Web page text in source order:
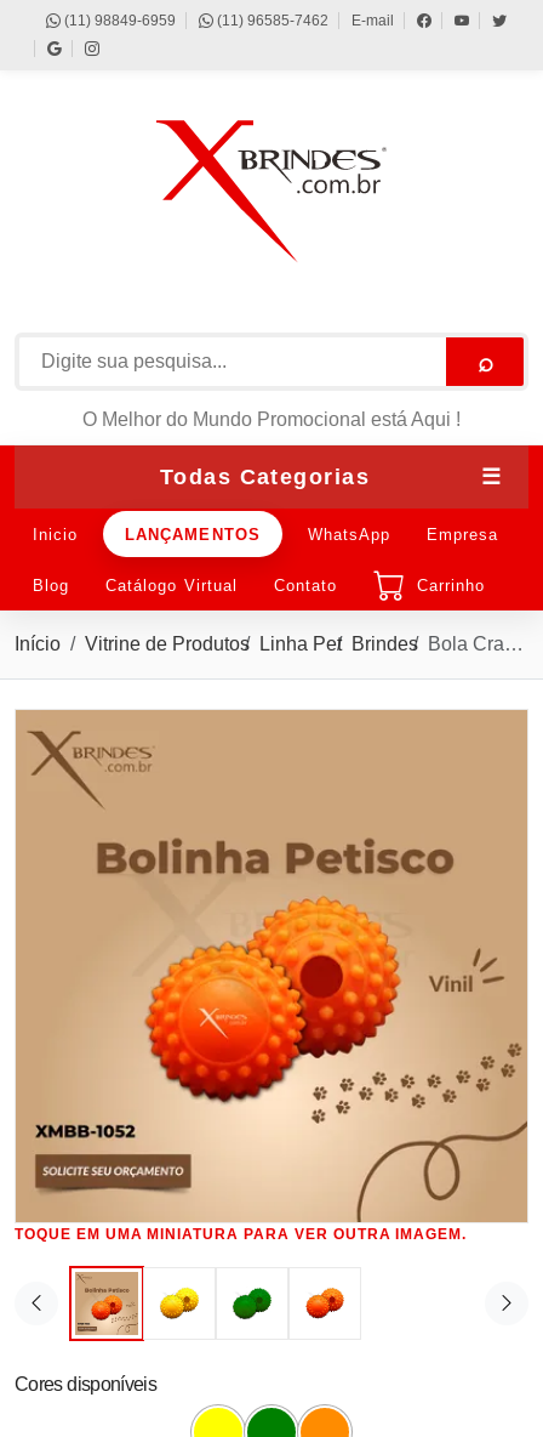
(11) 98849-6959 (11) 96585-7462 E-mail
⌕
O Melhor do Mundo Promocional está Aqui !
Todas Categorias ☰
Inicio LANÇAMENTOS WhatsApp Empresa
Blog Catálogo Virtual Contato Carrinho
Início Vitrine de Produtos Linha Pet Brindes Bola Cravo com Furo para Petisco Personalizada XMBB-1052
TOQUE EM UMA MINIATURA PARA VER OUTRA IMAGEM.
Cores disponíveis